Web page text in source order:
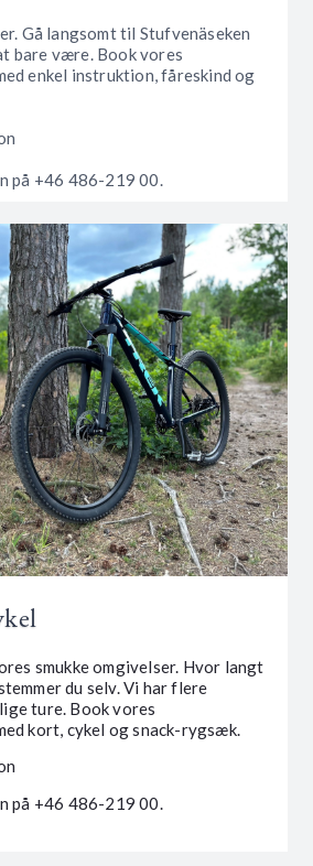
Gå langsomt til Stufvenäseken
bare være. Book vores
enkel instruktion, fåreskind og
på +46 486-219 00.
smukke omgivelser. Hvor langt
du selv. Vi har flere
ture. Book vores
kort, cykel og snack-rygsæk.
på +46 486-219 00.